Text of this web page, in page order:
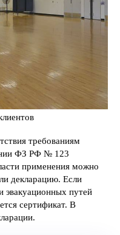
требованиям
ФЗ РФ № 123
применения можно
декларацию. Если
эвакуационных путей
сертификат. В